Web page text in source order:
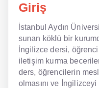
Hızlı İngilizce
İngilizce Kursu
İngilizce Kursu
Giriş
İstanbul Aydın
sunan köklü bir
İngilizce dersi,
iletişim kurma
ders, öğrencilerin
olmasını ve